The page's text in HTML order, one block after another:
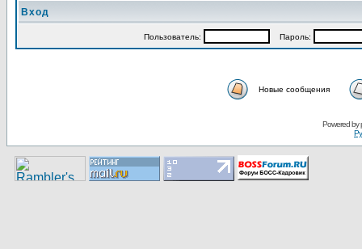
Вход
Пользoватeль: Пaрoль:
Новые сообщения
Pоwerеd by